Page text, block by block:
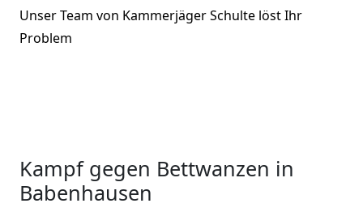
Unser Team von Kammerjäger Schulte löst Ihr
Problem
Kampf gegen Bettwanzen in
Babenhausen